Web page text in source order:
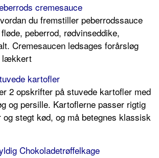
cremesauce
du fremstiller peberrodssauce
peberrod, rødvinseddike,
Cremesaucen ledsages forårsløg
lækkert
kartofler
2 opskrifter på stuvede kartofler med
og persille. Kartoflerne passer rigtig
stegt kød, og må betegnes klassisk
Chokoladetrøffelkage